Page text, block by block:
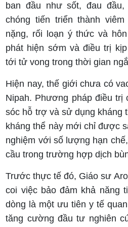
ban đầu như sốt, đau
chóng tiến triển thành
nặng, rối loạn ý thức và
phát hiện sớm và điều trị
tới tử vong trong thời gian
Hiện nay, thế giới chưa có
Nipah. Phương pháp điều trị
sóc hỗ trợ và sử dụng kháng
kháng thể này mới chỉ được
nghiệm với số lượng hạn
cầu trong trường hợp dịch
Trước thực tế đó, Giáo sư
coi việc bảo đảm khả năng
dòng là một ưu tiên y tế
tăng cường đầu tư nghiên